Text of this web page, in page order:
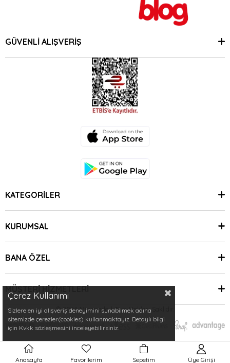
GÜVENLİ ALIŞVERİŞ
KATEGORİLER
KURUMSAL
BANA ÖZEL
MÜŞTERİ HİZMETLERİ
© 2024 Minimoda | Tüm Hakları Saklıdır.
Çerez Kullanımı
Sizlere en iyi alışveriş deneyimini sunabilmek adına
sitemizde çerezler(cookies) kullanmaktayız. Detaylı bilgi
için Kvkk sözleşmesini inceleyebilirsiniz.
Anasayfa Favorilerim Sepetim Üye Girişi